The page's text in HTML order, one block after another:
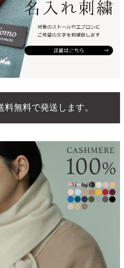
無料で発送します。